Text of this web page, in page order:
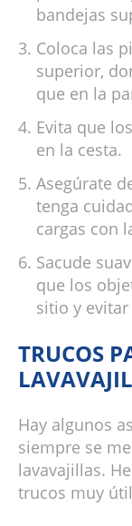
bandejas
Coloca las
superior,
que en la
Evita que
en la cesta.
Asegúrate
tenga
cargas con
Sacude
que los
sitio y
TRUCOS
Hay algunos
siempre se
lavavajillas.
trucos muy